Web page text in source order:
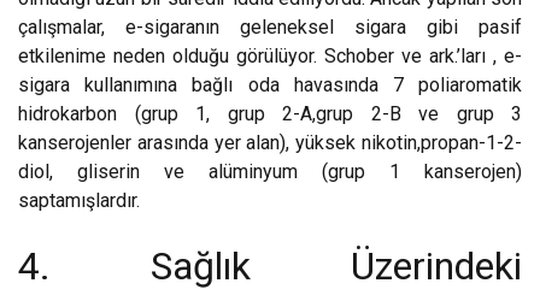
çalışmalar, e-sigaranın geleneksel sigara gibi pasif
etkilenime neden olduğu görülüyor. Schober ve ark.’ları , e-
sigara kullanımına bağlı oda havasında 7 poliaromatik
hidrokarbon (grup 1, grup 2-A,grup 2-B ve grup 3
kanserojenler arasında yer alan), yüksek nikotin,propan-1-2-
diol, gliserin ve alüminyum (grup 1 kanserojen)
saptamışlardır.
4. Sağlık Üzerindeki